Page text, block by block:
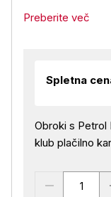
Preberite več
Spletna
Obroki s Petrol
klub plačilno